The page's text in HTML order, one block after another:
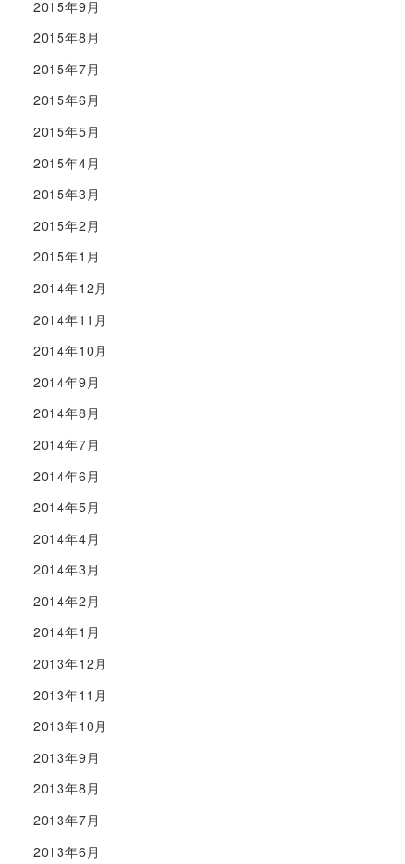
2015年9月
2015年8月
2015年7月
2015年6月
2015年5月
2015年4月
2015年3月
2015年2月
2015年1月
2014年12月
2014年11月
2014年10月
2014年9月
2014年8月
2014年7月
2014年6月
2014年5月
2014年4月
2014年3月
2014年2月
2014年1月
2013年12月
2013年11月
2013年10月
2013年9月
2013年8月
2013年7月
2013年6月